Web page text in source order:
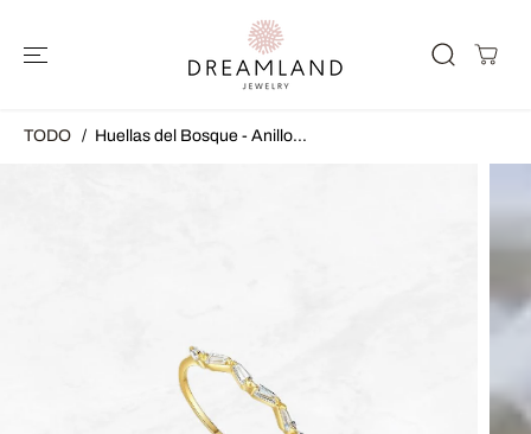
TODO
Huellas del Bosque - Anillo...